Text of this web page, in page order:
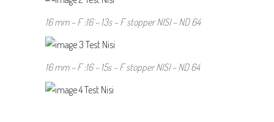
16 mm – F :16 – 13s – F stopper NISI – ND 64
16 mm – F :16 – 15s – F stopper NISI – ND 64